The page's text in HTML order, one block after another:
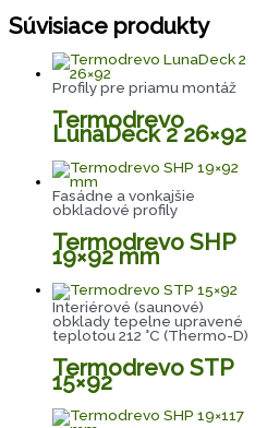
Súvisiace produkty
Profily pre priamu montáž
Termodrevo
LunaDeck 2 26×92
Fasádne a vonkajšie
obkladové profily
Termodrevo SHP
19×92 mm
Interiérové (saunové)
obklady tepelne upravené
teplotou 212 °C (Thermo-D)
Termodrevo STP
15×92